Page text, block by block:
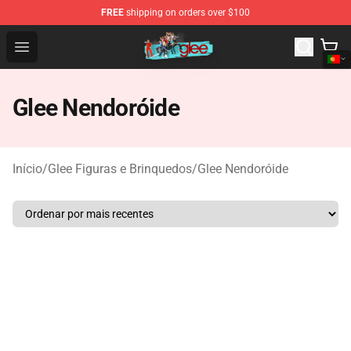
FREE shipping on orders over $100
Open menu
Glee Store - Official Glee Merchandise Shop
Glee Nendoróide
Início/Glee Figuras e Brinquedos/Glee Nendoróide